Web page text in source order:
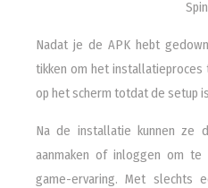
Nadat je de APK hebt
tikken om het
op het scherm totdat de setup
Na de installatie kunnen ze
aanmaken of inloggen om
game-ervaring. Met slechts